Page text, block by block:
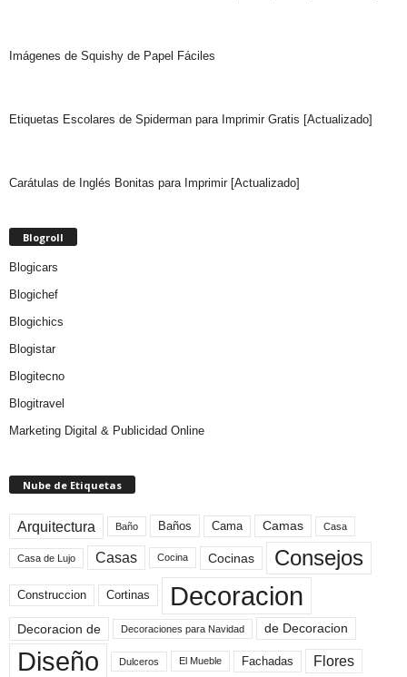
Imágenes de Squishy de Papel Fáciles
Etiquetas Escolares de Spiderman para Imprimir Gratis [Actualizado]
Carátulas de Inglés Bonitas para Imprimir [Actualizado]
Blogroll
Blogicars
Blogichef
Blogichics
Blogistar
Blogitecno
Blogitravel
Marketing Digital & Publicidad Online
Nube de Etiquetas
Arquitectura Baño Baños Cama Camas Casa
Casa de Lujo Casas Cocina Cocinas Consejos
Construccion Cortinas Decoracion
Decoracion de Decoraciones para Navidad de Decoracion
Diseño Dulceros El Mueble Fachadas Flores